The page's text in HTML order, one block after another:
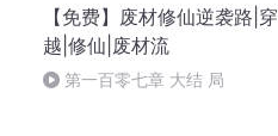
【免费】废材修仙逆袭路|穿
越|修仙|废材流
第一百零七章 大结 局